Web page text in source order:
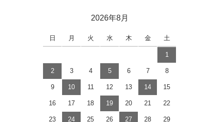
2026年8月
日 月 火 水 木 金 土
1
2 3 4 5 6 7 8
9 10 11 12 13 14 15
16 17 18 19 20 21 22
23 24 25 26 27 28 29